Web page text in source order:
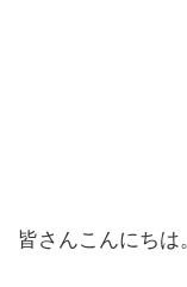
皆さんこんにちは。